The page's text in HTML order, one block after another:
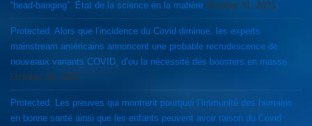
“head-banging”. État de la science en la matière October 31, 2021
Protected: Alors que l’incidence du Covid diminue, les experts
mainstream américains annoncent une probable recrudescence de
nouveaux variants COVID, d’ou la nécessité des boosters en masse.
October 30, 2021
Protected: Les preuves qui montrent pourquoi l’immunité des humains
en bonne santé ainsi que les enfants peuvent avoir raison du Covid